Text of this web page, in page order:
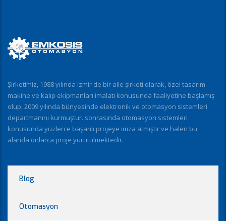
Şirketimiz, 1988 yılında izmir de bir aile şirketi olarak, özel tasarım
makine ve kalıp ekipmanları imalatı konusunda faaliyetine başlamış
olup, 2009 yılında bünyesinde elektronik ve otomasyon sistemleri
departmanını kurmuştur. sonrasında otomasyon sistemleri
konusunda yüzlerce başarılı projeye imza atmıştır ve halen bu
alanda onlarca proje yürütülmektedir.
Blog
Otomasyon